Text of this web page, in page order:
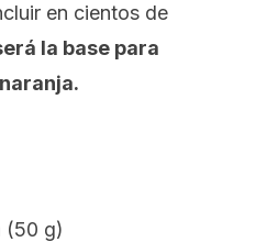
en cientos de
la base para
(50 g)